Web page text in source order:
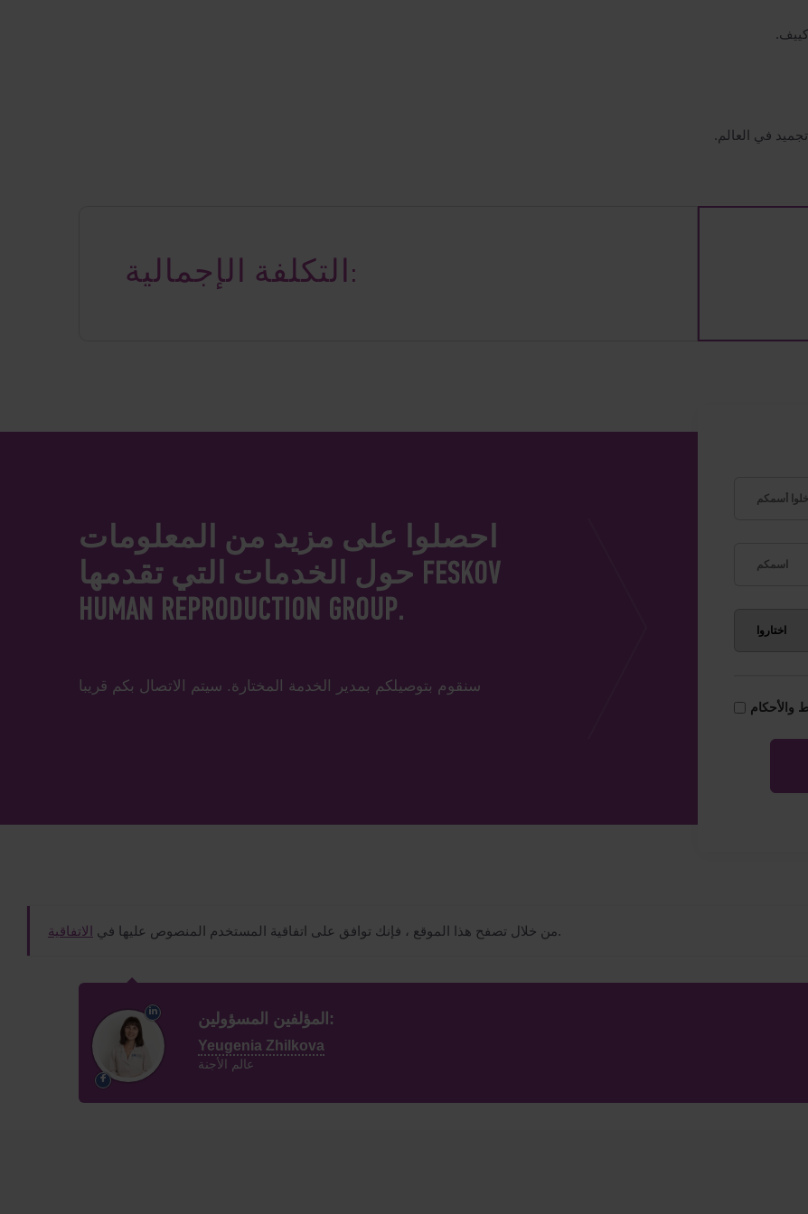
في العالم.
التكلفة الإجمالية:
احصلوا على مزيد من المعلومات
حول الخدمات التي تقدمها FESKOV
HUMAN REPRODUCTION GROUP.
سنقوم بتوصيلكم بمدير الخدمة المختارة. سيتم الاتصال بكم قريبا
والأحكام
من خلال تصفح هذا الموقع ، فإنك توافق على اتفاقية المستخدم المنصوص عليها في الاتفاقية .
المؤلفين المسؤولين:
Yeugenia Zhilkova
عالم الأجنة